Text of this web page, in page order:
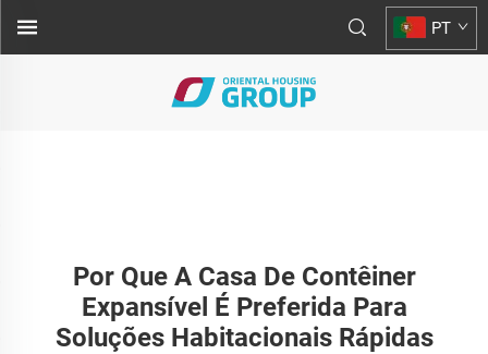
PT
Por Que A Casa De Contêiner
Expansível É Preferida Para
Soluções Habitacionais Rápidas